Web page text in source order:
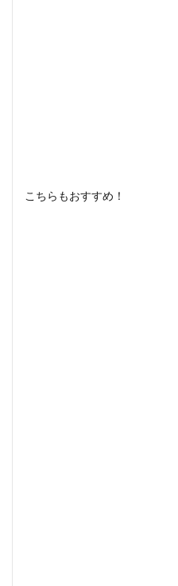
こちらもおすすめ！